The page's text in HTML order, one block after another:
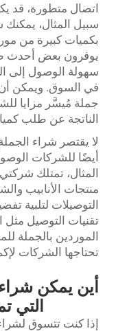
اتصال متطورة، قد
سبيل المثال،
يوفرون بعض أحدث
سهولة الوصول إلى
في السوق. ويمكن أن
جملة مُيسَّر مزايا
الناتجة عن طلب
لا يقتصر شراء
أيضًا للشركات
المثال، تمتلك شركتي QiMing سلسلة من
منتجات الأنابيب
التوصيلات لتلبية
تقنيات التوصيل مثل
الموردين بالجملة
تحتاجها الشركات
أين يمكن
التي
إذا كنت تتسوق